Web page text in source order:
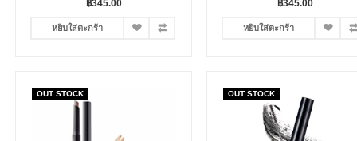
฿345.00
หยิบใส่ตะกร้า
฿345.00
หยิบใส่ตะกร้า
OUT STOCK OUT STOCK